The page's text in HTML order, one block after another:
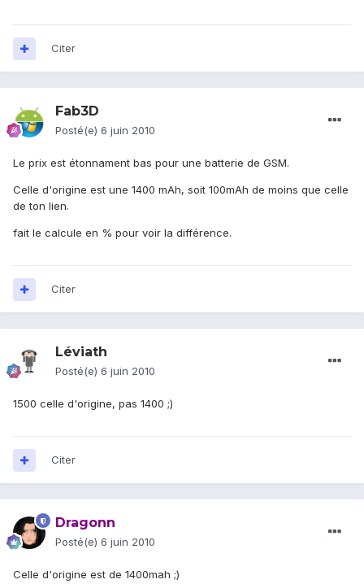
Citer
Fab3D
Posté(e) 6 juin 2010
Le prix est étonnament bas pour une batterie de GSM.
Celle d'origine est une 1400 mAh, soit 100mAh de moins que celle
de ton lien.
fait le calcule en % pour voir la différence.
Citer
Léviath
Posté(e) 6 juin 2010
1500 celle d'origine, pas 1400 ;)
Citer
Dragonn
Posté(e) 6 juin 2010
Celle d'origine est de 1400mah ;)